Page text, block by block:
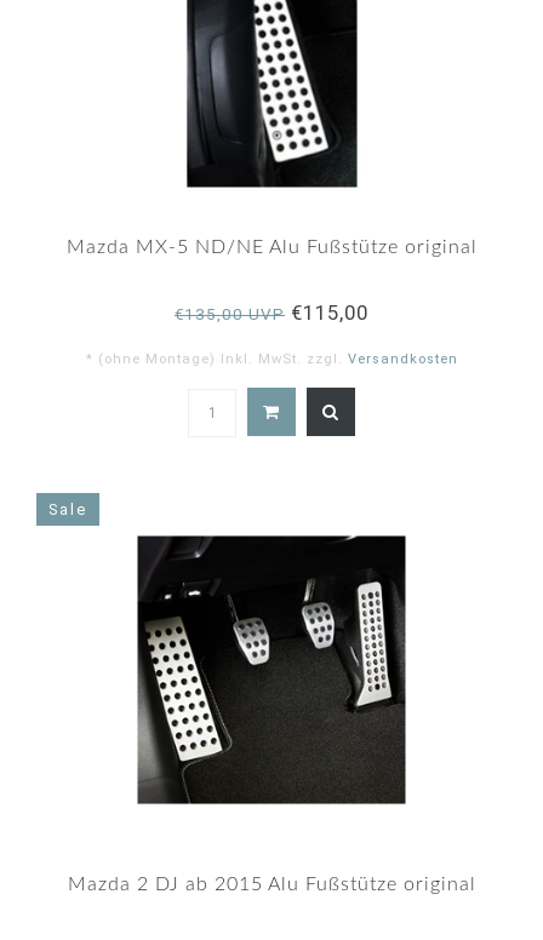
Mazda MX-5 ND/NE Alu Fußstütze original
€135,00 UVP €115,00
* (ohne Montage) Inkl. MwSt. zzgl. Versandkosten
Sale
Mazda 2 DJ ab 2015 Alu Fußstütze original